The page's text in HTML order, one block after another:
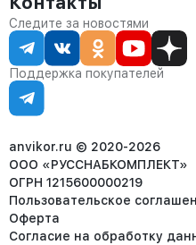
Сервис
Статус заказа
Статьи
Контакты
Партнёрам
Отдел продаж:
8 (800) 234-22-62
corp@anvikor.ru
Ежедневно, с 7:00-19:00
Отдел рекламации:
8 (953) 455-25-61
Следите за новостями
Поддержка покупателей
anvikor.ru © 2020-2026
ООО «РУССНАБКОМПЛЕКТ»
ОГРН 1215600000219
Пользовательское
Оферта
Согласие на обработку